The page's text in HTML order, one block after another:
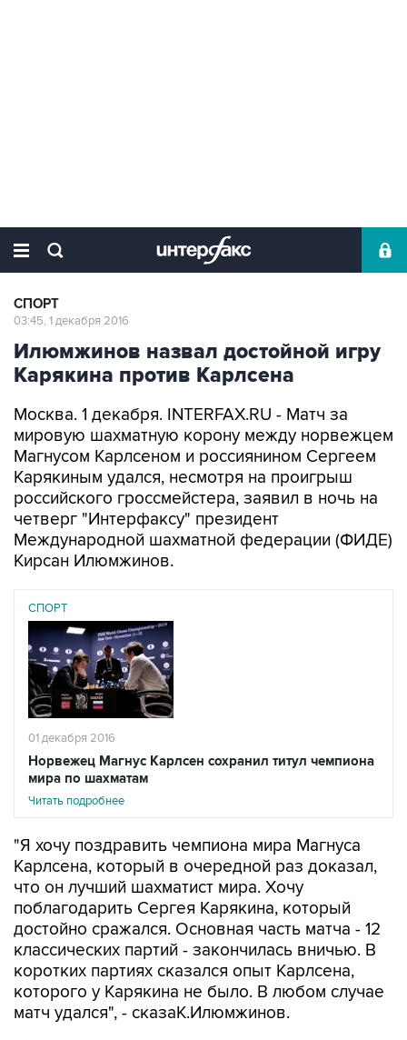
СПОРТ
03:45, 1 декабря 2016
Илюмжинов назвал достойной игру
Карякина против Карлсена
Москва. 1 декабря. INTERFAX.RU - Матч за
мировую шахматную корону между норвежцем
Магнусом Карлсеном и россиянином Сергеем
Карякиным удался, несмотря на проигрыш
российского гроссмейстера, заявил в ночь на
четверг "Интерфаксу" президент
Международной шахматной федерации (ФИДЕ)
Кирсан Илюмжинов.
СПОРТ
01 декабря 2016
Норвежец Магнус Карлсен сохранил титул чемпиона
мира по шахматам
Читать подробнее
"Я хочу поздравить чемпиона мира Магнуса
Карлсена, который в очередной раз доказал,
что он лучший шахматист мира. Хочу
поблагодарить Сергея Карякина, который
достойно сражался. Основная часть матча - 12
классических партий - закончилась вничью. В
коротких партиях сказался опыт Карлсена,
которого у Карякина не было. В любом случае
матч удался", - сказаК.Илюмжинов.